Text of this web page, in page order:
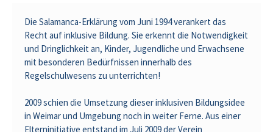
Die Salamanca-Erklärung vom Juni 1994 verankert das
Recht auf inklusive Bildung. Sie erkennt die Notwendigkeit
und Dringlichkeit an, Kinder, Jugendliche und Erwachsene
mit besonderen Bedürfnissen innerhalb des
Regelschulwesens zu unterrichten!
2009 schien die Umsetzung dieser inklusiven Bildungsidee
in Weimar und Umgebung noch in weiter Ferne. Aus einer
Elterninitiative entstand im Juli 2009 der Verein